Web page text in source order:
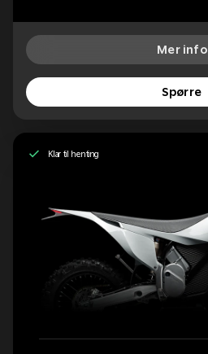
Mer info
Spørre
Klar til henting